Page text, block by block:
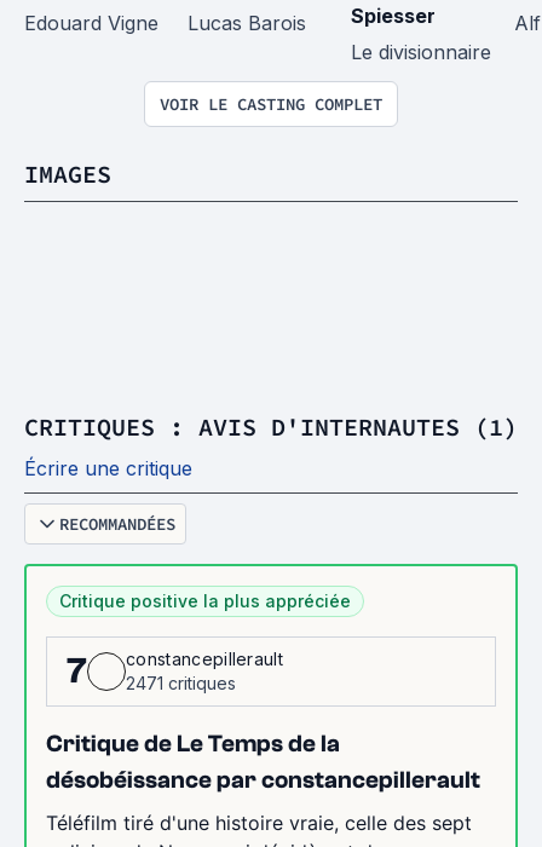
Edouard Vigne
Lucas Barois
Spiesser
Le divisionnaire
VOIR LE CASTING COMPLET
IMAGES
CRITIQUES : AVIS D'INTERNAUTES (1)
Écrire une critique
RECOMMANDÉES
Critique positive la plus appréciée
7
constancepillerault
2471 critiques
Critique de Le Temps de la
désobéissance par constancepillerault
Téléfilm tiré d'une histoire vraie, celle des sept